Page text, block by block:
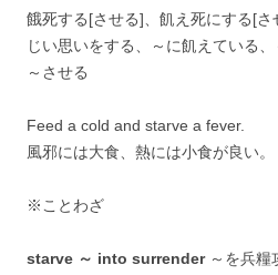
餓死する[させる]、飢え死にする[
じい思いをする、～に飢えている
～させる
Feed a cold and starve a fever.
風邪には大食、熱には小食が良い。
※ことわざ
starve ～ into surrender～を兵糧